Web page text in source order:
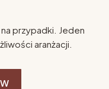
przypadki. Jeden
aranżacji.